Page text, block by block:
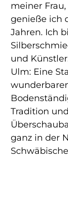
meiner
genieße ich
Jahren. Ich
und
Ulm: Eine
Tradition
ganz in der